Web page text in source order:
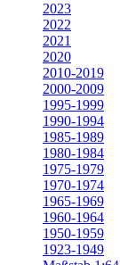
2023
2022
2021
2020
2010-2019
2000-2009
1995-1999
1990-1994
1985-1989
1980-1984
1975-1979
1970-1974
1965-1969
1960-1964
1950-1959
1923-1949